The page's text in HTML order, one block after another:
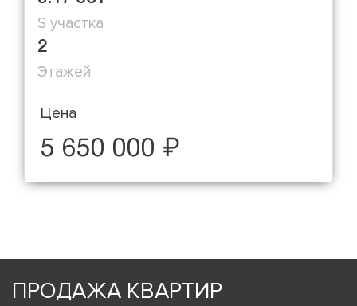
S участка
2
Этажей
Цена
5 650 000 ₽
ПРОДАЖА КВАРТИР